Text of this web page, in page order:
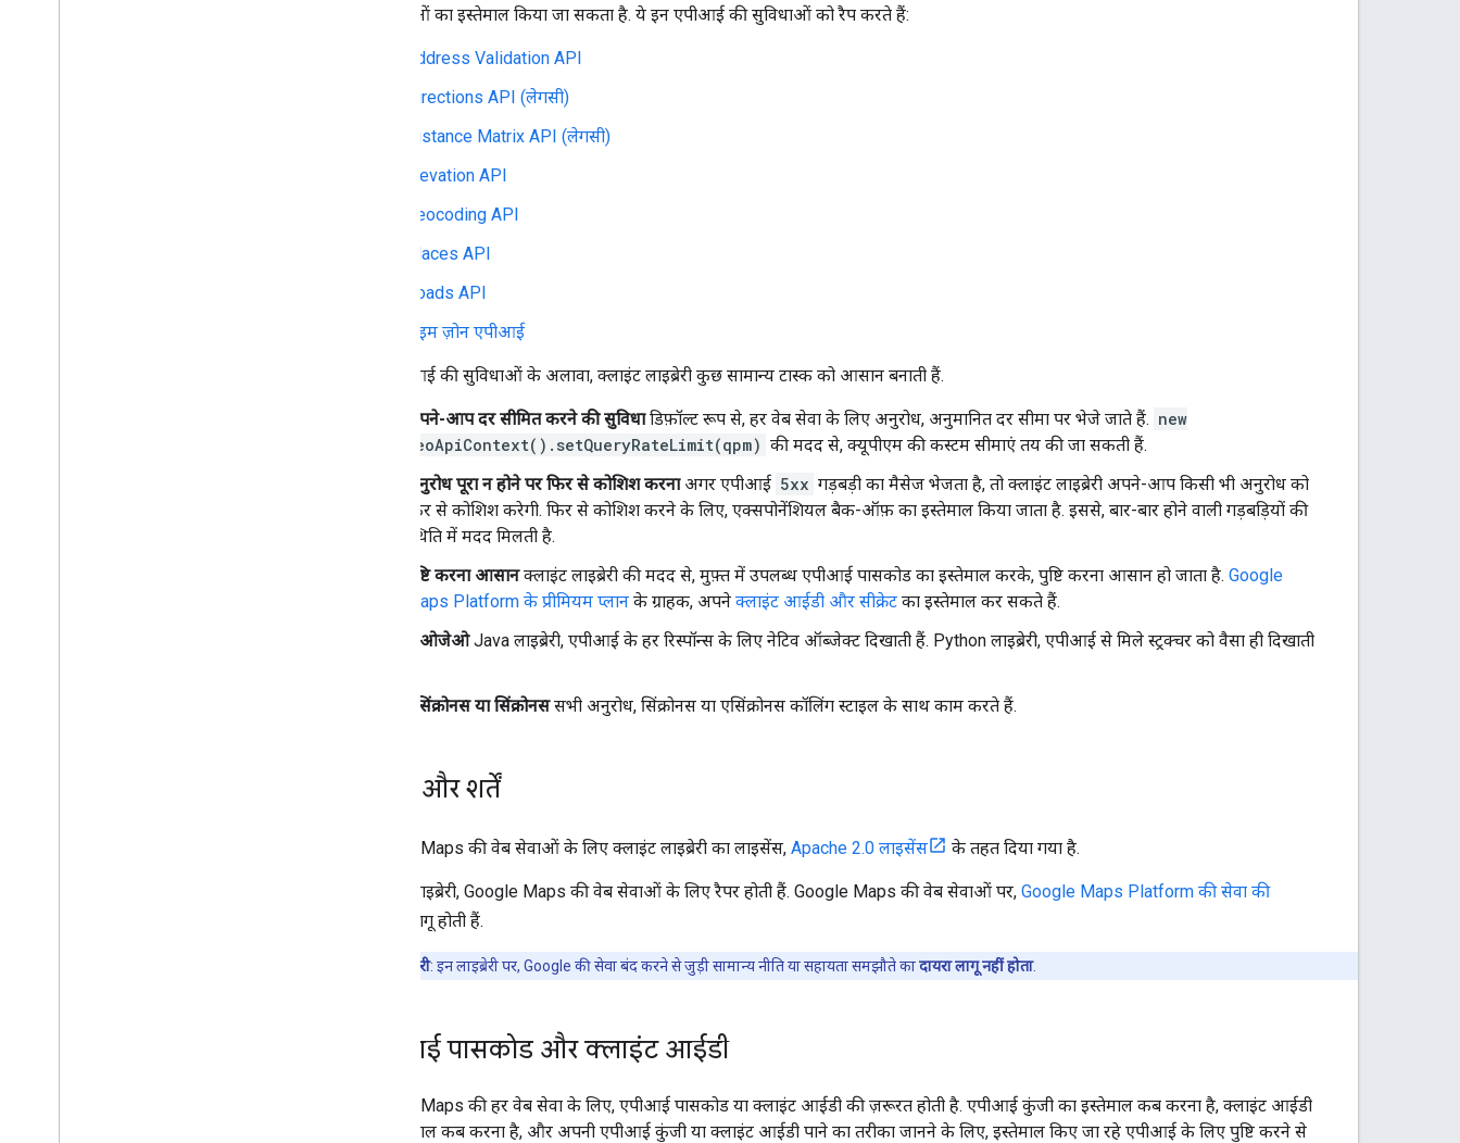
वेब सेवाओं का इस्तेमाल किया जा सकता है. ये इन एपीआई की सुविधाओं को रैप करते हैं:
Address Validation API
Directions API (लेगसी)
Distance Matrix API (लेगसी)
Elevation API
Geocoding API
Places API
Roads API
टाइम ज़ोन एपीआई
इन एपीआई की सुविधाओं के अलावा, क्लाइंट लाइब्रेरी कुछ सामान्य टास्क को आसान बनाती हैं.
अपने-आप दर सीमित करने की सुविधाडिफ़ॉल्ट रूप से, हर वेब सेवा के लिए अनुरोध, अनुमानित दर सीमा पर भेजे जाते हैं. new
GeoApiContext().setQueryRateLimit(qpm) की मदद से, क्यूपीएम की कस्टम सीमाएं तय की जा सकती हैं.
अनुरोध पूरा न होने पर फिर से कोशिश करनाअगर एपीआई 5xx गड़बड़ी का मैसेज भेजता है, तो क्लाइंट लाइब्रेरी अपने-आप किसी भी अनुरोध को
फिर से कोशिश करेगी. फिर से कोशिश करने के लिए, एक्सपोनेंशियल बैक-ऑफ़ का इस्तेमाल किया जाता है. इससे, बार-बार होने वाली गड़बड़ियों की
स्थिति में मदद मिलती है.
पुष्टि करना आसानक्लाइंट लाइब्रेरी की मदद से, मुफ़्त में उपलब्ध एपीआई पासकोड का इस्तेमाल करके, पुष्टि करना आसान हो जाता है. Google
Maps Platform के प्रीमियम प्लान के ग्राहक, अपने क्लाइंट आईडी और सीक्रेट का इस्तेमाल कर सकते हैं.
पीओजेओJava लाइब्रेरी, एपीआई के हर रिस्पॉन्स के लिए नेटिव ऑब्जेक्ट दिखाती हैं. Python लाइब्रेरी, एपीआई से मिले स्ट्रक्चर को वैसा ही दिखाती
एसिंक्रोनस या सिंक्रोनससभी अनुरोध, सिंक्रोनस या एसिंक्रोनस कॉलिंग स्टाइल के साथ काम करते हैं.
नियम और शर्तें
Google Maps की वेब सेवाओं के लिए क्लाइंट लाइब्रेरी का लाइसेंस, Apache 2.0 लाइसेंस के तहत दिया गया है.
क्लाइंट लाइब्रेरी, Google Maps की वेब सेवाओं के लिए रैपर होती हैं. Google Maps की वेब सेवाओं पर, Google Maps Platform की सेवा की
लागू होती हैं.
अहम जानकारी: इन लाइब्रेरी पर, Google की सेवा बंद करने से जुड़ी सामान्य नीति या सहायता समझौते कादायरा लागू नहीं होता.
एपीआई पासकोड और क्लाइंट आईडी
Google Maps की हर वेब सेवा के लिए, एपीआई पासकोड या क्लाइंट आईडी की ज़रूरत होती है. एपीआई कुंजी का इस्तेमाल कब करना है, क्लाइंट आईडी
का इस्तेमाल कब करना है, और अपनी एपीआई कुंजी या क्लाइंट आईडी पाने का तरीका जानने के लिए, इस्तेमाल किए जा रहे एपीआई के लिए पुष्टि करने से